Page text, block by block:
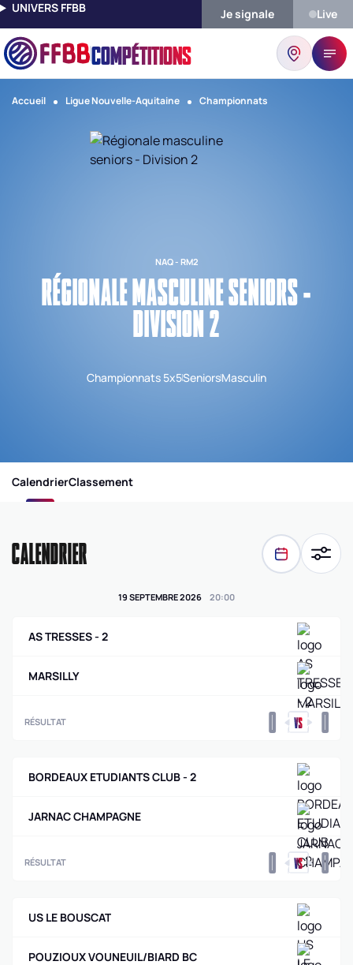
UNIVERS FFBB Je signale Live
COMPÉTITIONS
Accueil Ligue Nouvelle-Aquitaine Championnats
NAQ - RM2
RÉGIONALE MASCULINE SENIORS -
DIVISION 2
Championnats 5x5SeniorsMasculin
CalendrierClassement
CALENDRIER
19 SEPTEMBRE 2026 20:00
AS TRESSES - 2
MARSILLY
RÉSULTAT 0 0
BORDEAUX ETUDIANTS CLUB - 2
JARNAC CHAMPAGNE
RÉSULTAT 0 0
US LE BOUSCAT
POUZIOUX VOUNEUIL/BIARD BC